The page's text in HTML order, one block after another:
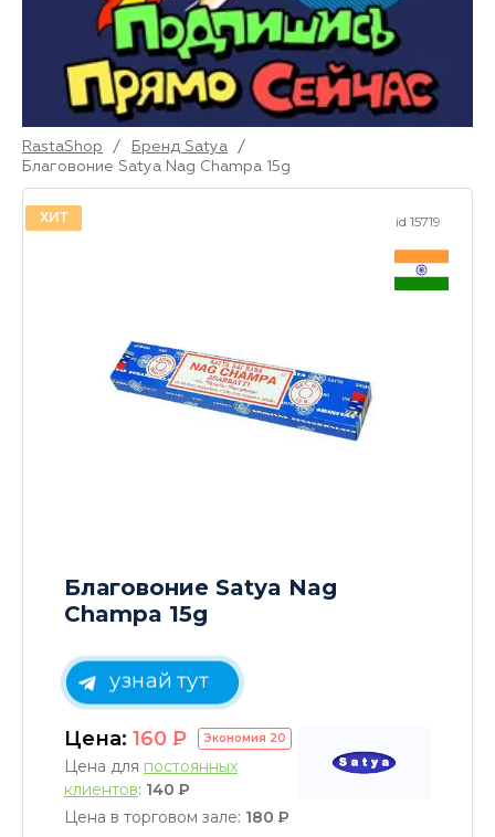
RastaShop / Бренд Satya
/
Благовоние Satya Nag Champa 15g
id 15719
ХИТ
Благовоние Satya Nag
Champa 15g
узнай тут
Цена: 160 P Экономия 20
Цена для постоянных
клиентов: 140 P
Цена в торговом зале: 180 P